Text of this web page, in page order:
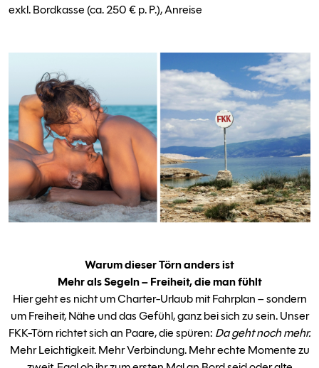
exkl. Bordkasse (ca. 250 € p. P.), Anreise
Warum dieser Törn anders ist
Mehr als Segeln – Freiheit, die man fühlt
Hier geht es nicht um Charter-Urlaub mit Fahrplan – sondern
um Freiheit, Nähe und das Gefühl, ganz bei sich zu sein. Unser
FKK-Törn richtet sich an Paare, die spüren: Da geht noch mehr.
Mehr Leichtigkeit. Mehr Verbindung. Mehr echte Momente zu